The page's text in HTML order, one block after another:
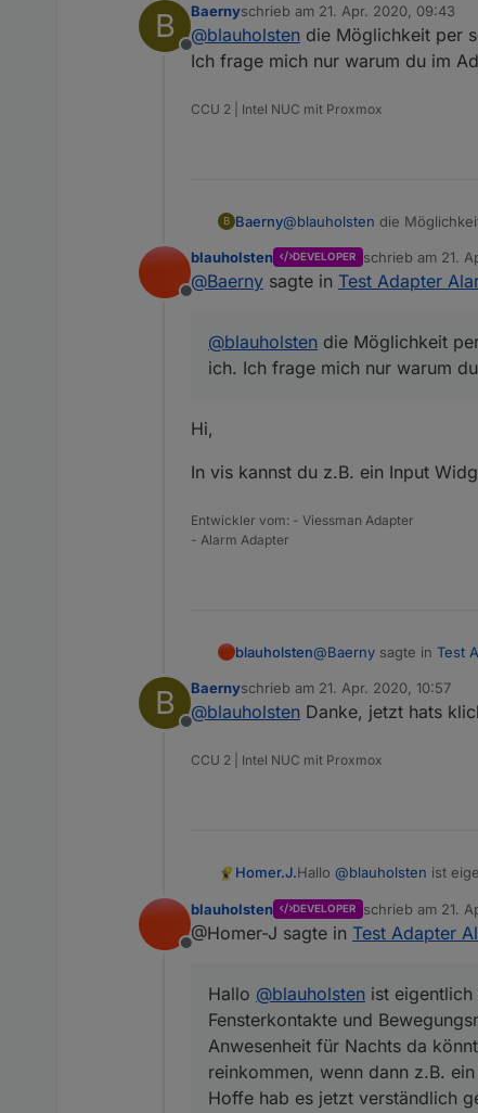
B
Offline
Baernyschrieb am 21. Apr. 2020, 09:43
zuletzt editiert von
@blauholsten die Möglichkeit per
Ich frage mich nur warum du im
CCU 2 | Intel NUC mit Proxmox
B Baerny@blauholsten die
Offline
blauholsten DEVELOPER schrieb am 21.
zuletzt editiert
@Baerny sagte in Test Adapter
@blauholsten die Möglichkeit
ich. Ich frage mich nur warum
Hi,
In vis kannst du z.B. ein Input
Entwickler vom: - Viessman Adapter
- Alarm Adapter
blauholsten@Baerny sagte in Test
@blauholstendie
B
Offline
Baernyschrieb am 21. Apr. 2020, 10:57
zuletzt editiert von
@blauholsten Danke, jetzt hats
CCU 2 | Intel NUC mit Proxmox
Homer.J.Hallo @blauholsten ist
für Nachts da könnte
z.B. ein Fenster geöffnet
Grüße
Offline
blauholsten DEVELOPER schrieb am 21.
zuletzt editiert
@Homer-J sagte in Test Adapter
Hallo @blauholsten ist
Fensterkontakte und
Anwesenheit für Nachts da
reinkommen, wenn dann z.B.
Hoffe hab es jetzt verständlich